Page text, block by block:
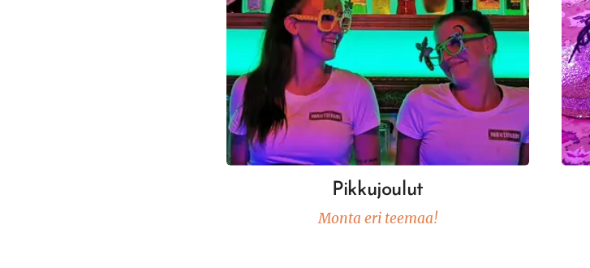
Pikkujoulut
Monta eri teemaa!